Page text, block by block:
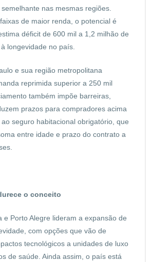
nas mesmas regiões.
de maior renda, o potencial é
déficit de 600 mil a 1,2 milhão de
longevidade no país.
e sua região metropolitana
reprimida superior a 250 mil
também impõe barreiras,
prazos para compradores acima
seguro habitacional obrigatório, que
entre idade e prazo do contrato a
o conceito
e Porto Alegre lideram a expansão de
com opções que vão de
tecnológicos a unidades de luxo
de saúde. Ainda assim, o país está